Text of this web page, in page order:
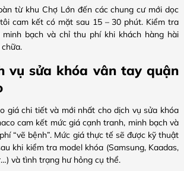
từ khu Chợ Lớn đến các chung cư mới dọc
cam kết có mặt sau 15 – 30 phút. Kiểm tra
bạch và chỉ thu phí khi khách hàng hài
vụ sửa khóa vân tay quận
giá chi tiết và mới nhất cho dịch vụ sửa khóa
cam kết mức giá cạnh tranh, minh bạch và
“vẽ bệnh”. Mức giá thực tế sẽ được kỹ thuật
khi kiểm tra model khóa (Samsung, Kaadas,
và tình trạng hư hỏng cụ thể.